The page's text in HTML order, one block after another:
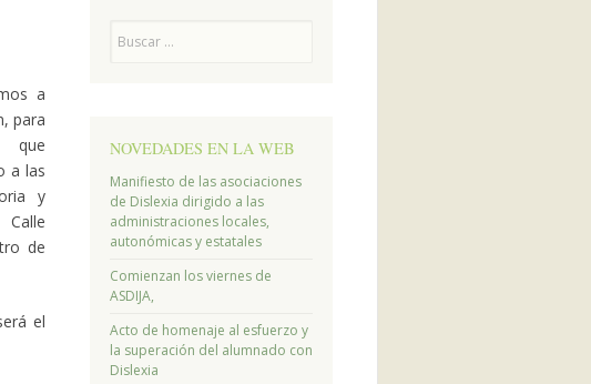
a
para
a las
y
Calle
de
el
NOVEDADES EN LA WEB
Manifiesto de las asociaciones
de Dislexia dirigido a las
administraciones locales,
autonómicas y estatales
Comienzan los viernes de
ASDIJA,
Acto de homenaje al esfuerzo y
la superación del alumnado con
Dislexia